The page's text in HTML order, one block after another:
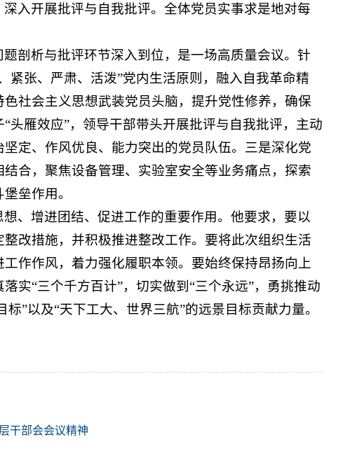
入开展批评与自我批评。全体党员实事求是地对每
剖析与批评环节深入到位，是一场高质量会议。针
紧张、严肃、活泼”党内生活原则，融入自我革命精
社会主义思想武装党员头脑，提升党性修养，确保
雁效应”，领导干部带头开展批评与自我批评，主动
定、作风优良、能力突出的党员队伍。三是深化党
合，聚焦设备管理、实验室安全等业务痛点，探索
垒作用。
、增进团结、促进工作的重要作用。他要求，要以
改措施，并积极推进整改工作。要将此次组织生活
作作风，着力强化履职本领。要始终保持昂扬向上
实“三个千方百计”，切实做到“三个永远”，勇挑推动
”以及“天下工大、世界三航”的远景目标贡献力量。
干部会会议精神